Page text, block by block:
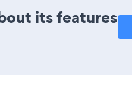
its features